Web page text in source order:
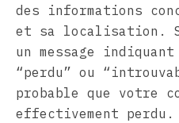
des informations
et sa localisation.
un message
“perdu” ou
probable que votre
effectivement perdu.